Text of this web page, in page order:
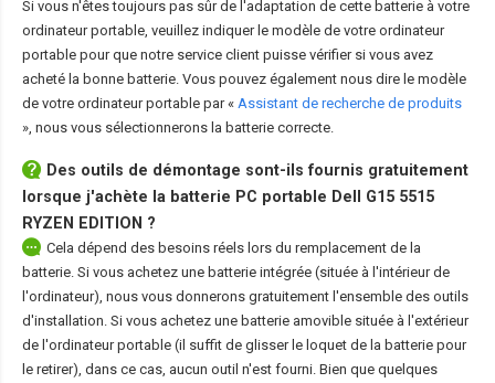
Si vous n'êtes toujours pas sûr de l'adaptation de cette batterie à votre
ordinateur portable, veuillez indiquer le modèle de votre ordinateur
portable pour que notre service client puisse vérifier si vous avez
acheté la bonne batterie. Vous pouvez également nous dire le modèle
de votre ordinateur portable par « Assistant de recherche de produits
», nous vous sélectionnerons la batterie correcte.
Des outils de démontage sont-ils fournis gratuitement
lorsque j'achète la batterie PC portable Dell G15 5515
RYZEN EDITION ?
Cela dépend des besoins réels lors du remplacement de la
batterie. Si vous achetez une batterie intégrée (située à l'intérieur de
l'ordinateur), nous vous donnerons gratuitement l'ensemble des outils
d'installation. Si vous achetez une batterie amovible située à l'extérieur
de l'ordinateur portable (il suffit de glisser le loquet de la batterie pour
le retirer), dans ce cas, aucun outil n'est fourni. Bien que quelques